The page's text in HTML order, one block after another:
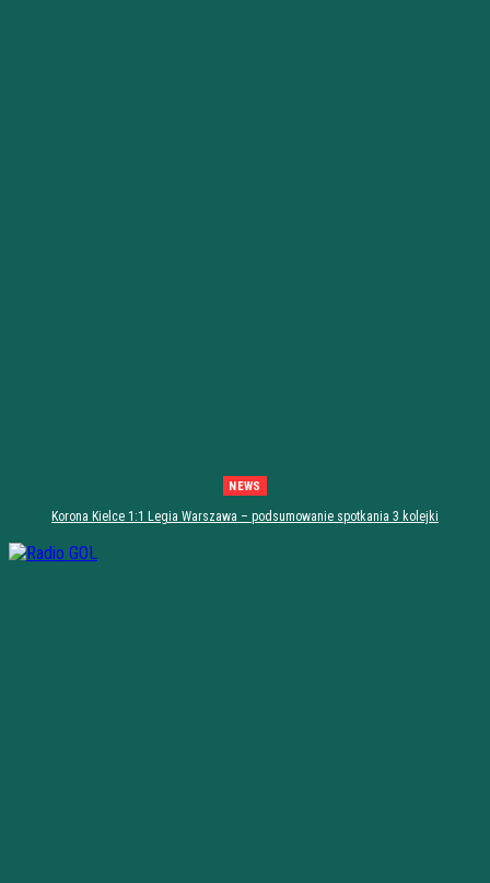
NEWS
Korona Kielce 1:1 Legia Warszawa – podsumowanie spotkania 3 kolejki